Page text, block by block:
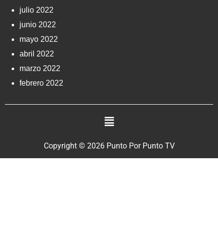
julio 2022
junio 2022
mayo 2022
abril 2022
marzo 2022
febrero 2022
Copyright © 2026 Punto Por Punto TV